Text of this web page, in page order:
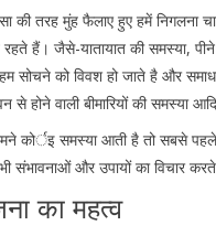
की तरह मुंह फैलाए हुए हमें निगलना
हैं। जैसे-यातायात की समस्या,
सोचने को विवश हो जाते है और
से होने वाली बीमारियों की समस्या
कोर्इ समस्या आती है तो सबसे
संभावनाओं और उपायों का विचार
का महत्व